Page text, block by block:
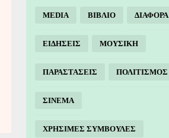
MEDIA ΒΙΒΛΙΟ ΔΙΑΦΟΡΑ
ΕΙΔΗΣΕΙΣ ΜΟΥΣΙΚΗ
ΠΑΡΑΣΤΑΣΕΙΣ ΠΟΛΙΤΙΣΜΟΣ
ΣΙΝΕΜΑ
ΧΡΗΣΙΜΕΣ ΣΥΜΒΟΥΛΕΣ